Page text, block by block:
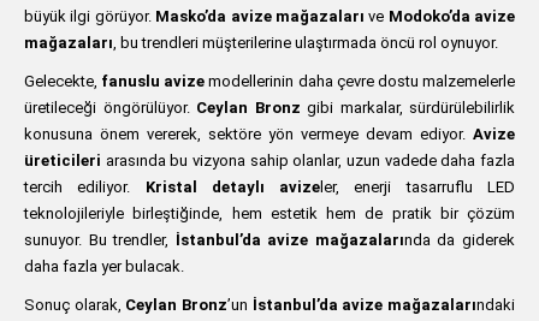
büyük ilgi görüyor. Masko’da avize mağazaları ve Modoko’da avize
mağazaları, bu trendleri müşterilerine ulaştırmada öncü rol oynuyor.
Gelecekte, fanuslu avize modellerinin daha çevre dostu malzemelerle
üretileceği öngörülüyor. Ceylan Bronz gibi markalar, sürdürülebilirlik
konusuna önem vererek, sektöre yön vermeye devam ediyor. Avize
üreticileri arasında bu vizyona sahip olanlar, uzun vadede daha fazla
tercih ediliyor. Kristal detaylı avize ler, enerji tasarruflu LED
teknolojileriyle birleştiğinde, hem estetik hem de pratik bir çözüm
sunuyor. Bu trendler, İstanbul’da avize mağazalarında da giderek
daha fazla yer bulacak.
Sonuç olarak, Ceylan Bronz’un İstanbul’da avize mağazalarındaki